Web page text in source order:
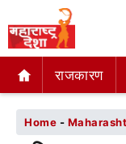
राजकारण
राजकारण
Home -